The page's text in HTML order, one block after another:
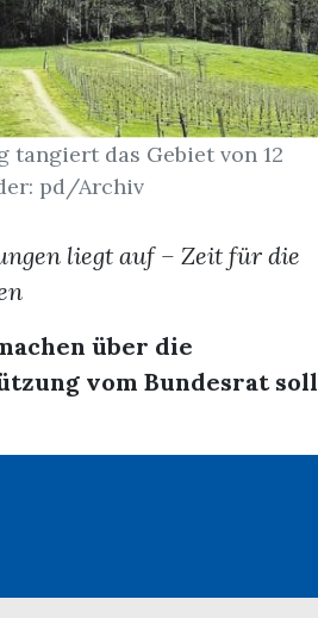
das Gebiet von 12
pd/Archiv
liegt auf – Zeit für die
über die
vom Bundesrat soll